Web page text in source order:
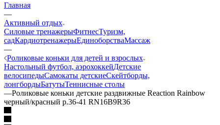
Главная
—
Активный отдых
Силовые тренажерыФитнесТуризм,
садКардиотренажерыЕдиноборстваМассаж
—
Роликовые коньки для детей и взрослых
Настольный футбол, аэрохоккейДетские
велосипедыСамокаты детскиеСкейтборды,
лонгбордыБатутыТеннисные столы
—Роликовые коньки детские раздвижные Reaction Rainbow
черный/красный р.36-41 RN16B9R36